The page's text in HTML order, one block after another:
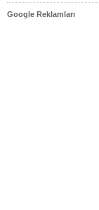
Google Reklamları